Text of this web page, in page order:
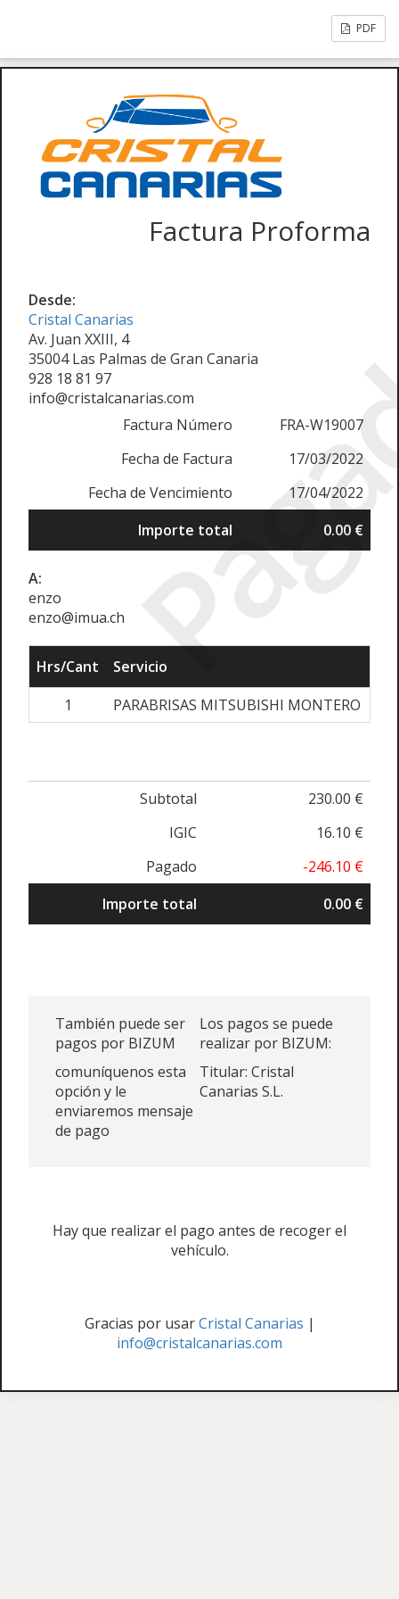
PDF
Factura Proforma
Desde:
Cristal Canarias
Av. Juan XXIII, 4
35004 Las Palmas de Gran Canaria
928 18 81 97
info@cristalcanarias.com
Factura Número
FRA-W19007
Fecha de Factura
17/03/2022
Fecha de Vencimiento
17/04/2022
Importe total
0.00 €
A:
enzo
enzo@imua.ch
Hrs/Cant Servicio
1
PARABRISAS MITSUBISHI MONTERO
Subtotal
230.00 €
IGIC
16.10 €
Pagado
-246.10 €
Importe total
0.00 €
También puede ser
pagos por BIZUM
comuníquenos esta
opción y le
enviaremos mensaje
de pago
Los pagos se puede
realizar por BIZUM:
Titular: Cristal
Canarias S.L.
Hay que realizar el pago antes de recoger el
vehículo.
Gracias por usarCristal Canarias |
info@cristalcanarias.com